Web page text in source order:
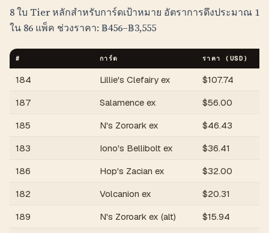
8 ใบ Tier หลักสำหรับการ์ดเป้าหมาย อัตราการดึงประมาณ 1
ใน 86 แพ็ค ช่วงราคา: ฿456–฿3,555
# การ์ด ราคา (USD)
184 Lillie's Clefairy ex $107.74
187
Salamence ex $56.00
185
N's Zoroark ex $46.43
183
Iono's Bellibolt ex $36.41
186
Hop's Zacian ex $32.00
182
Volcanion ex $20.31
189
N's Zoroark ex (alt) $15.94